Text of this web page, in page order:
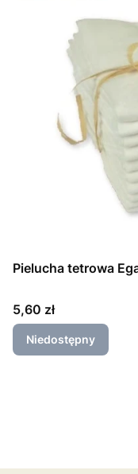
Pielucha tetrowa
Cena
5,60 zł
Niedostępny